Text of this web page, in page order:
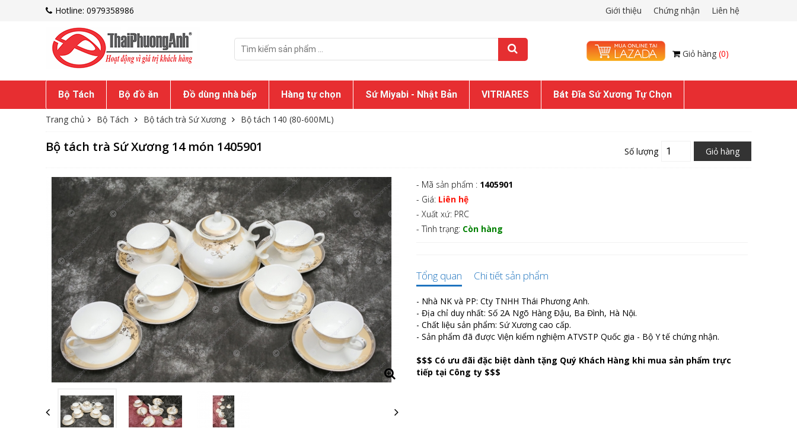
Hotline: 0979358986 Liên hệ
Chứng nhận
Giới thiệu
Giỏ hàng (0)
Bộ Tách Bộ đồ ăn Đồ dùng nhà bếp Hàng tự chọn Sứ Miyabi - Nhật Bản VITRIARES Bát Đĩa Sứ Xương Tự Chọn
Trang chủ Bộ Tách Bộ tách trà Sứ Xương Bộ tách 140 (80-600ML)
Bộ tách trà Sứ Xương 14 món 1405901 Số lượng Giỏ hàng
- Mã sản phẩm : 1405901
- Giá: Liên hệ
- Xuất xứ: PRC
- Tình trạng: Còn hàng
Tổng quan Chi tiết sản phẩm
- Nhà NK và PP: Cty TNHH Thái Phương Anh.
- Địa chỉ duy nhất: Số 2A Ngõ Hàng Đậu, Ba Đình, Hà Nội.
- Chất liệu sản phẩm: Sứ Xương cao cấp.
- Sản phẩm đã được Viện kiểm nghiệm ATVSTP Quốc gia - Bộ Y tế chứng nhận.
$$$ Có ưu đãi đặc biệt dành tặng Quý Khách Hàng khi mua sản phẩm trực
tiếp tại Công ty $$$